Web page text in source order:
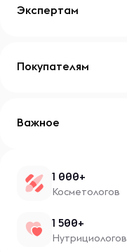
Экспертам
Покупателям
Важное
1 000+
Косметологов
1 500+
Нутрициологов